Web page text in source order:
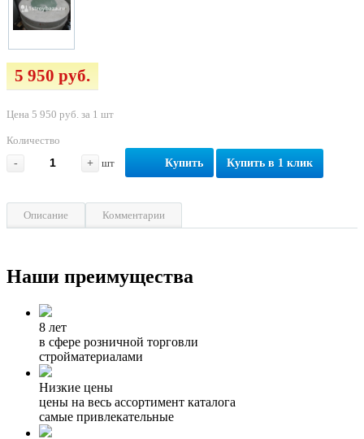
5 950 руб.
Цена 5 950 руб. за 1 шт
Количество
-
+ шт Купить Купить в 1 клик
Описание Комментарии
Наши преимущества
8 лет
в сфере розничной торговли
стройматериалами
Низкие цены
цены на весь ассортимент каталога
самые привлекательные